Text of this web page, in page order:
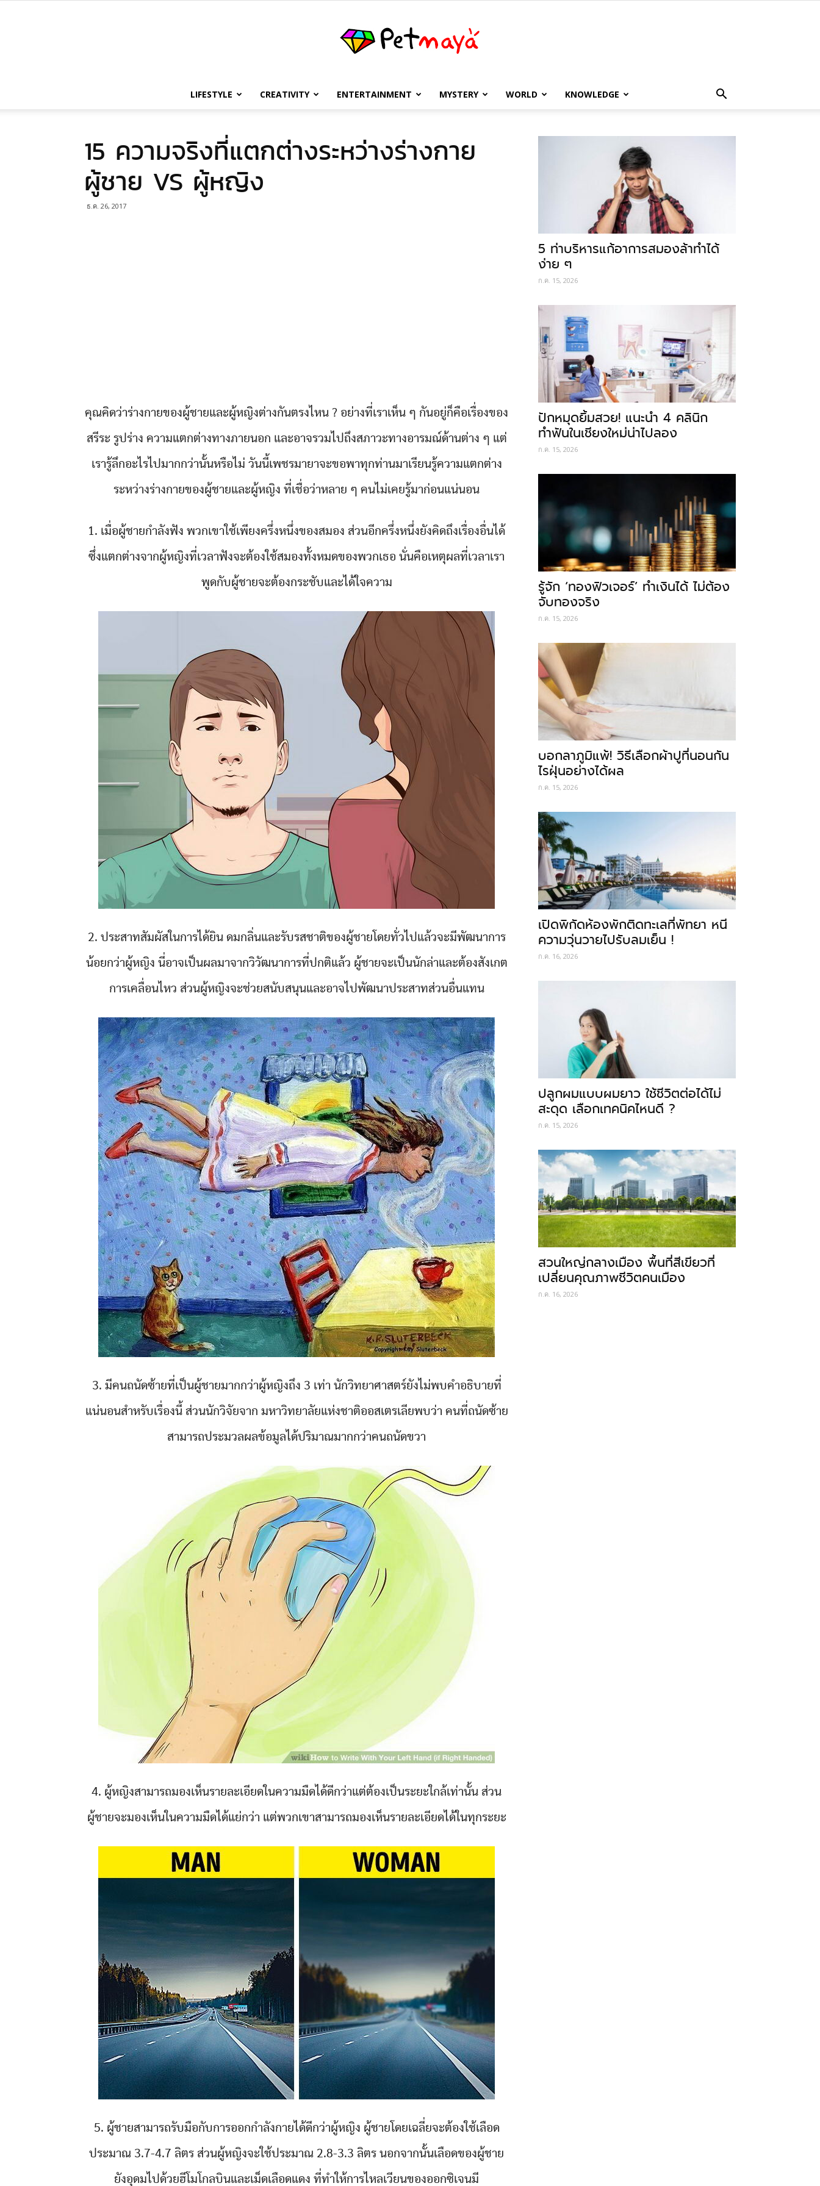
เพชร
LIFESTYLE CREATIVITY ENTERTAINMENT MYSTERY WORLD KNOWLEDGE
15 ความจริงที่แตกต่างระหว่างร่างกาย
ผู้ชาย VS ผู้หญิง
ธ.ค. 26, 2017
คุณคิดว่าร่างกายของผู้ชายและผู้หญิงต่างกันตรงไหน ? อย่างที่เราเห็น ๆ กันอยู่ก็คือเรื่องของ
สรีระ รูปร่าง ความแตกต่างทางภายนอก และอาจรวมไปถึงสภาวะทางอารมณ์ด้านต่าง ๆ แต่
เรารู้ลึกอะไรไปมากกว่านั้นหรือไม่ วันนี้เพชรมายาจะขอพาทุกท่านมาเรียนรู้ความแตกต่าง
ระหว่างร่างกายของผู้ชายและผู้หญิง ที่เชื่อว่าหลาย ๆ คนไม่เคยรู้มาก่อนแน่นอน
1. เมื่อผู้ชายกำลังฟัง พวกเขาใช้เพียงครึ่งหนึ่งของสมอง ส่วนอีกครึ่งหนึ่งยังคิดถึงเรื่องอื่นได้
ซึ่งแตกต่างจากผู้หญิงที่เวลาฟังจะต้องใช้สมองทั้งหมดของพวกเธอ นั่นคือเหตุผลที่เวลาเรา
พูดกับผู้ชายจะต้องกระชับและได้ใจความ
2. ประสาทสัมผัสในการได้ยิน ดมกลิ่นและรับรสชาติของผู้ชายโดยทั่วไปแล้วจะมีพัฒนาการ
น้อยกว่าผู้หญิง นี่อาจเป็นผลมาจากวิวัฒนาการที่ปกติแล้ว ผู้ชายจะเป็นนักล่าและต้องสังเกต
การเคลื่อนไหว ส่วนผู้หญิงจะช่วยสนับสนุนและอาจไปพัฒนาประสาทส่วนอื่นแทน
3. มีคนถนัดซ้ายที่เป็นผู้ชายมากกว่าผู้หญิงถึง 3 เท่า นักวิทยาศาสตร์ยังไม่พบคำอธิบายที่
แน่นอนสำหรับเรื่องนี้ ส่วนนักวิจัยจาก มหาวิทยาลัยแห่งชาติออสเตรเลียพบว่า คนที่ถนัดซ้าย
สามารถประมวลผลข้อมูลได้ปริมาณมากกว่าคนถนัดขวา
4. ผู้หญิงสามารถมองเห็นรายละเอียดในความมืดได้ดีกว่าแต่ต้องเป็นระยะใกล้เท่านั้น ส่วน
ผู้ชายจะมองเห็นในความมืดได้แย่กว่า แต่พวกเขาสามารถมองเห็นรายละเอียดได้ในทุกระยะ
5. ผู้ชายสามารถรับมือกับการออกกำลังกายได้ดีกว่าผู้หญิง ผู้ชายโดยเฉลี่ยจะต้องใช้เลือด
ประมาณ 3.7-4.7 ลิตร ส่วนผู้หญิงจะใช้ประมาณ 2.8-3.3 ลิตร นอกจากนั้นเลือดของผู้ชาย
ยังอุดมไปด้วยฮีโมโกลบินและเม็ดเลือดแดง ที่ทำให้การไหลเวียนของออกซิเจนมี
5 ท่าบริหารแก้อาการสมองล้าทำได้
ง่าย ๆ
ก.ค. 15, 2026
ปักหมุดยิ้มสวย! แนะนำ 4 คลินิก
ทำฟันในเชียงใหม่น่าไปลอง
ก.ค. 15, 2026
รู้จัก ‘ทองฟิวเจอร์’ ทำเงินได้ ไม่ต้อง
จับทองจริง
ก.ค. 15, 2026
บอกลาภูมิแพ้! วิธีเลือกผ้าปูที่นอนกัน
ไรฝุ่นอย่างได้ผล
ก.ค. 15, 2026
เปิดพิกัดห้องพักติดทะเลที่พัทยา หนี
ความวุ่นวายไปรับลมเย็น !
ก.ค. 16, 2026
ปลูกผมแบบผมยาว ใช้ชีวิตต่อได้ไม่
สะดุด เลือกเทคนิคไหนดี ?
ก.ค. 15, 2026
สวนใหญ่กลางเมือง พื้นที่สีเขียวที่
เปลี่ยนคุณภาพชีวิตคนเมือง
ก.ค. 16, 2026